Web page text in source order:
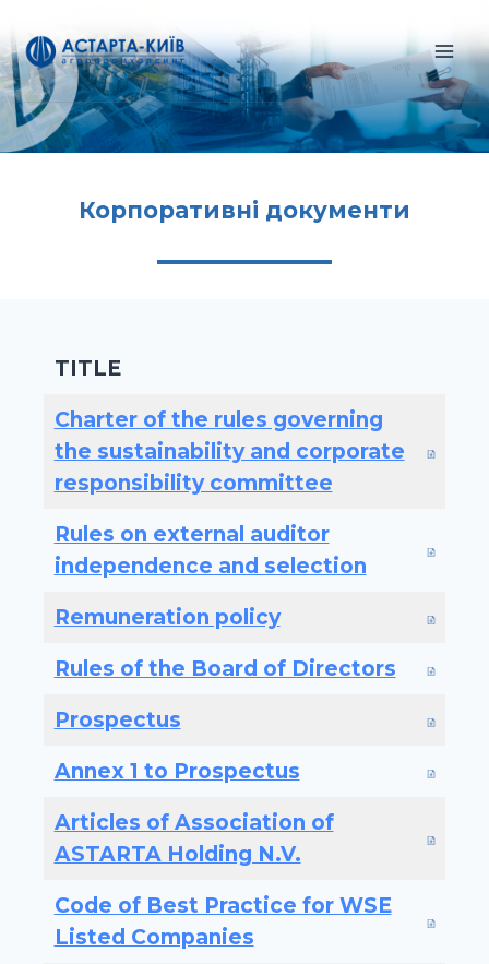
до
вмісту
Корпоративні документи
TITLE
Charter of the rules governing
the sustainability and corporate
responsibility committee
Rules on external auditor
independence and selection
Remuneration policy
Rules of the Board of Directors
Prospectus
Annex 1 to Prospectus
Articles of Association of
ASTARTA Holding N.V.
Code of Best Practice for WSE
Listed Companies